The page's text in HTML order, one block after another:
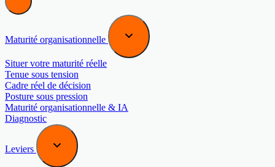
Maturité organisationnelle
Situer votre maturité réelle
Tenue sous tension
Cadre réel de décision
Posture sous pression
Maturité organisationnelle & IA
Diagnostic
Leviers